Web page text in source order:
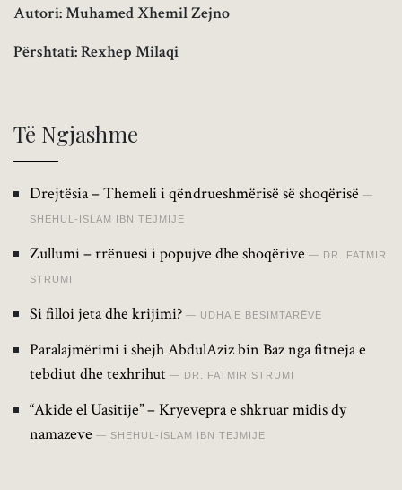
Autori: Muhamed Xhemil Zejno
Përshtati: Rexhep Milaqi
Të Ngjashme
Drejtësia – Themeli i qëndrueshmërisë së shoqërisë
SHEHUL-ISLAM IBN TEJMIJE
Zullumi – rrënuesi i popujve dhe shoqërive DR. FATMIR
STRUMI
Si filloi jeta dhe krijimi? UDHA E BESIMTARËVE
Paralajmërimi i shejh AbdulAziz bin Baz nga fitneja e
tebdiut dhe texhrihut
DR. FATMIR STRUMI
“Akide el Uasitije” – Kryevepra e shkruar midis dy
namazeve
SHEHUL-ISLAM IBN TEJMIJE